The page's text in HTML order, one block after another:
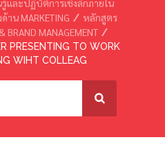
รู้และปฏิบัติการเชิงลึกภายใน
น MARKETING
หลักสูตร
MANAGEMENT
PRESENTING TO WORK
WIHT COLLEAG